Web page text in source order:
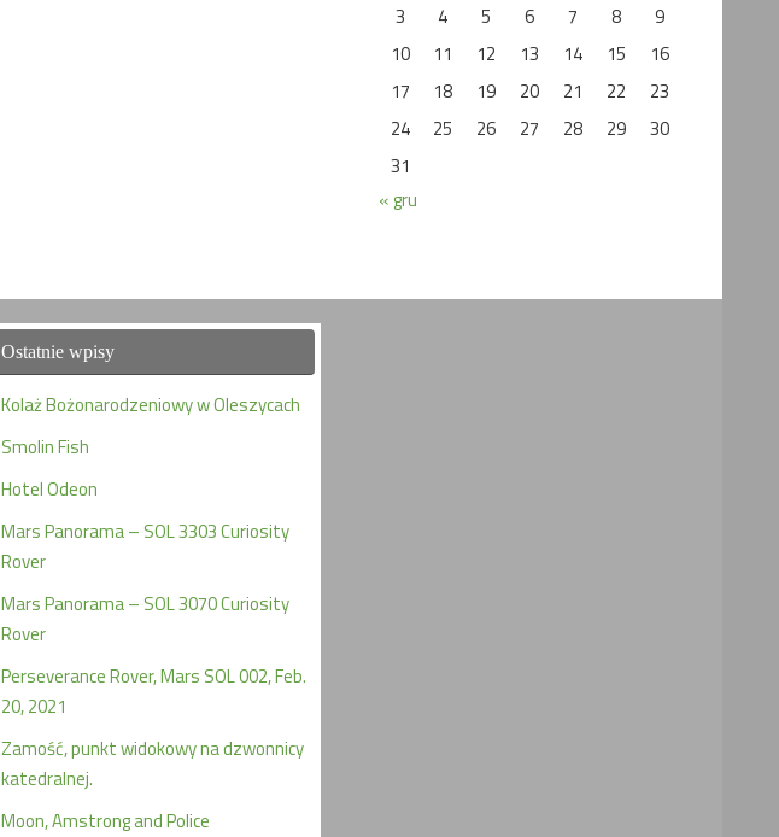
3
4 5 6 7 8
9
10
11 12 13 14 15
16
17
18 19 20 21 22
23
24
25 26 27 28 29
30
31
« gru
Ostatnie wpisy
Kolaż Bożonarodzeniowy w Oleszycach
Smolin Fish
Hotel Odeon
Mars Panorama – SOL 3303 Curiosity
Rover
Mars Panorama – SOL 3070 Curiosity
Rover
Perseverance Rover, Mars SOL 002, Feb.
20, 2021
Zamość, punkt widokowy na dzwonnicy
katedralnej.
Moon, Amstrong and Police